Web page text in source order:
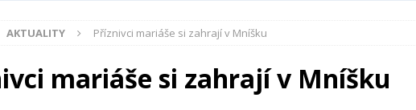
VOLNÝ ČAS
Prodaná nevěsta
KULTURA
AKTUALITY Příznivci mariáše si zahrají v Mníšku
mariáše si zahrají v Mníšku